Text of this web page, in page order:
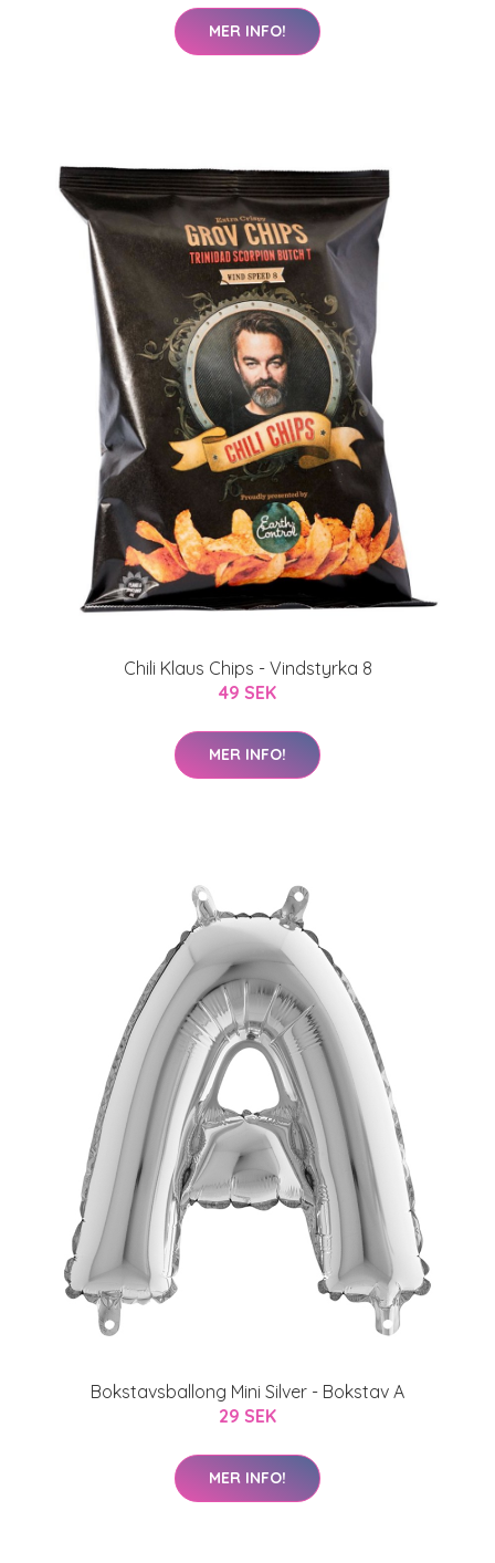
MER INFO!
Chili Klaus Chips - Vindstyrka 8
49 SEK
MER INFO!
Bokstavsballong Mini Silver - Bokstav A
29 SEK
MER INFO!